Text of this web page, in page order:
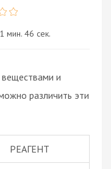
1 мин. 46 сек.
и
различить эти
РЕАГЕНТ